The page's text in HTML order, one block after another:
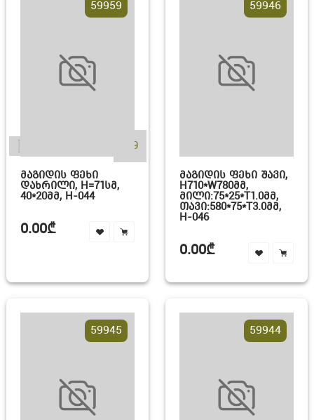
59959
+19
ᲛᲐᲒᲘᲓᲘᲡ ᲤᲔᲮᲘ
ᲓᲐᲮᲠᲘᲚᲘ, H=71ᲡᲛ,
40*20ᲛᲛ, H-044
0.00₾
59946
ᲛᲐᲒᲘᲓᲘᲡ ᲤᲔᲮᲘ ᲨᲐᲕᲘ,
H710*W780ᲛᲛ,
ᲛᲘᲚᲘ:75*25*T1.0ᲛᲛ,
ᲗᲐᲕᲘ:580*75*T3.0ᲛᲛ,
H-046
0.00₾
59945 59944